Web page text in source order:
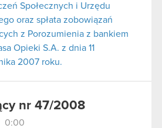
Społecznych i Urzędu
oraz spłata zobowiązań
z Porozumienia z bankiem
Opieki S.A. z dnia 11
2007 roku.
nr 47/2008
0:00